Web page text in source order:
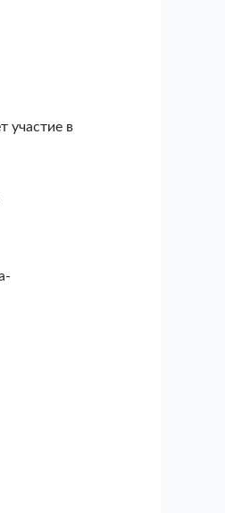
участие в